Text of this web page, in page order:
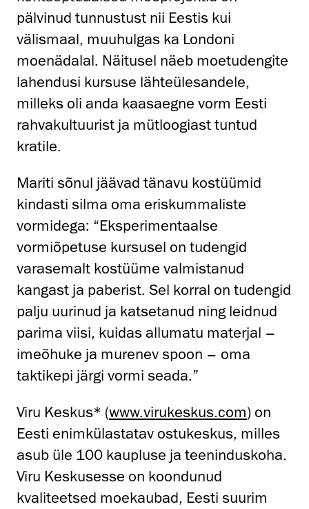
pälvinud tunnustust nii Eestis kui
välismaal, muuhulgas ka Londoni
moenädalal. Näitusel näeb moetudengite
lahendusi kursuse lähteülesandele,
milleks oli anda kaasaegne vorm Eesti
rahvakultuurist ja mütloogiast tuntud
kratile.
Mariti sõnul jäävad tänavu kostüümid
kindasti silma oma eriskummaliste
vormidega: “Eksperimentaalse
vormiõpetuse kursusel on tudengid
varasemalt kostüüme valmistanud
kangast ja paberist. Sel korral on tudengid
palju uurinud ja katsetanud ning leidnud
parima viisi, kuidas allumatu materjal –
imeõhuke ja murenev spoon – oma
taktikepi järgi vormi seada.”
Viru Keskus* (www.virukeskus.com) on
Eesti enimkülastatav ostukeskus, milles
asub üle 100 kaupluse ja teeninduskoha.
Viru Keskusesse on koondunud
kvaliteetsed moekaubad, Eesti suurim